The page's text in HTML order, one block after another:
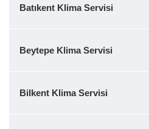
Batıkent Klima Servisi
Beytepe Klima Servisi
Bilkent Klima Servisi